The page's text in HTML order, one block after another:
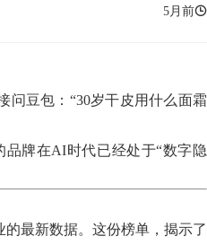
5月前
问豆包：“30岁干皮用什么面霜
牌在AI时代已经处于“数字隐
最新数据。这份榜单，揭示了